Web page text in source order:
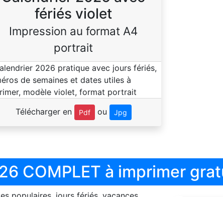
fériés violet
Impression au format A4
portrait
Télécharger en Pdf ou Jpg
COMPLET à imprimer